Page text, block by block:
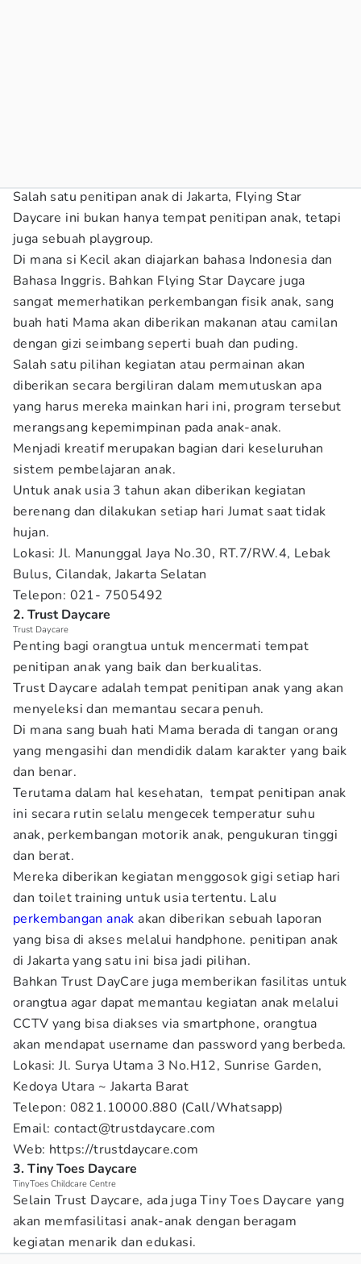
Salah satu penitipan anak di Jakarta, Flying Star
Daycare ini bukan hanya tempat penitipan anak, tetapi
juga sebuah playgroup.
Di mana si Kecil akan diajarkan bahasa Indonesia dan
Bahasa Inggris. Bahkan Flying Star Daycare juga
sangat memerhatikan perkembangan fisik anak, sang
buah hati Mama akan diberikan makanan atau camilan
dengan gizi seimbang seperti buah dan puding.
Salah satu pilihan kegiatan atau permainan akan
diberikan secara bergiliran dalam memutuskan apa
yang harus mereka mainkan hari ini, program tersebut
merangsang kepemimpinan pada anak-anak.
Menjadi kreatif merupakan bagian dari keseluruhan
sistem pembelajaran anak.
Untuk anak usia 3 tahun akan diberikan kegiatan
berenang dan dilakukan setiap hari Jumat saat tidak
hujan.
Lokasi: Jl. Manunggal Jaya No.30, RT.7/RW.4, Lebak
Bulus, Cilandak, Jakarta Selatan
Telepon: 021- 7505492
2. Trust Daycare
Trust Daycare
Penting bagi orangtua untuk mencermati tempat
penitipan anak yang baik dan berkualitas.
Trust Daycare adalah tempat penitipan anak yang akan
menyeleksi dan memantau secara penuh.
Di mana sang buah hati Mama berada di tangan orang
yang mengasihi dan mendidik dalam karakter yang baik
dan benar.
Terutama dalam hal kesehatan, tempat penitipan anak
ini secara rutin selalu mengecek temperatur suhu
anak, perkembangan motorik anak, pengukuran tinggi
dan berat.
Mereka diberikan kegiatan menggosok gigi setiap hari
dan toilet training untuk usia tertentu. Lalu
perkembangan anak akan diberikan sebuah laporan
yang bisa di akses melalui handphone. penitipan anak
di Jakarta yang satu ini bisa jadi pilihan.
Bahkan Trust DayCare juga memberikan fasilitas untuk
orangtua agar dapat memantau kegiatan anak melalui
CCTV yang bisa diakses via smartphone, orangtua
akan mendapat username dan password yang berbeda.
Lokasi: Jl. Surya Utama 3 No.H12, Sunrise Garden,
Kedoya Utara ~ Jakarta Barat
Telepon: 0821.10000.880 (Call/Whatsapp)
Email: contact@trustdaycare.com
Web: https://trustdaycare.com
3. Tiny Toes Daycare
TinyToes Childcare Centre
Selain Trust Daycare, ada juga Tiny Toes Daycare yang
akan memfasilitasi anak-anak dengan beragam
kegiatan menarik dan edukasi.